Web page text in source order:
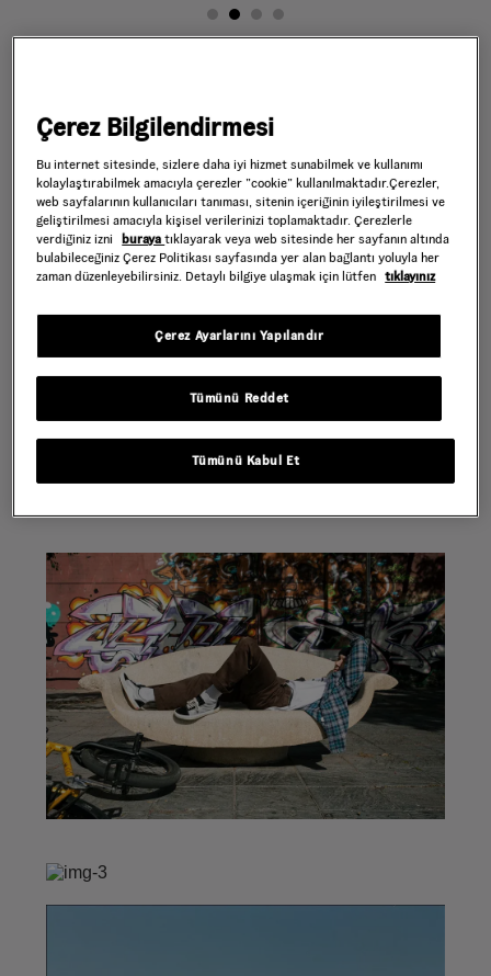
Birleşik Krallık BMX topluluğunun ana
merkezinden gelen Vans ve Hastings
çıkışlı Federal Bikes, Old Skool BMX'e
yeni bir bakış getirerek, sınırlı bir
tamamlayıcı koleksiyon için işbirliği
yaptı. Her iki markanın ikonik logosunu
vurgulayan üç parçalı bu koleksiyon
çok yakında sunulacak.
koleksiyonlarından ilham alan Old
Skool BMX, siyah süet ve kanvas ince
çizgili üst parçaya sahiptir. Federal'in
imza logosu, ayakkabı dilinde ve
topukta yer alarak görünümü
tamamlıyor.
Çerez Bilgilendirmesi
Bu internet sitesinde, sizlere daha iyi hizmet sunabilmek ve kullanımı
kolaylaştırabilmek amacıyla çerezler ”cookie” kullanılmaktadır.Çerezler,
web sayfalarının kullanıcıları tanıması, sitenin içeriğinin iyileştirilmesi ve
geliştirilmesi amacıyla kişisel verilerinizi toplamaktadır. Çerezlerle
verdiğiniz izni
burayatıklayarak veya web sitesinde her sayfanın altında
bulabileceğiniz Çerez Politikası sayfasında yer alan bağlantı yoluyla her
zaman düzenleyebilirsiniz. Detaylı bilgiye ulaşmak için lütfen tıklayınız
Tümünü Reddet
Tümünü Kabul Et
Çerez Ayarlarını Yapılandır